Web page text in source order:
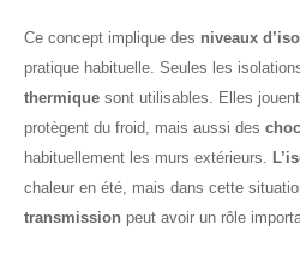
Ce concept implique des niveaux
pratique habituelle. Seules les
thermique sont utilisables. Elles
protègent du froid, mais aussi des
habituellement les murs extérieurs.
chaleur en été, mais dans cette
transmission peut avoir un rôle